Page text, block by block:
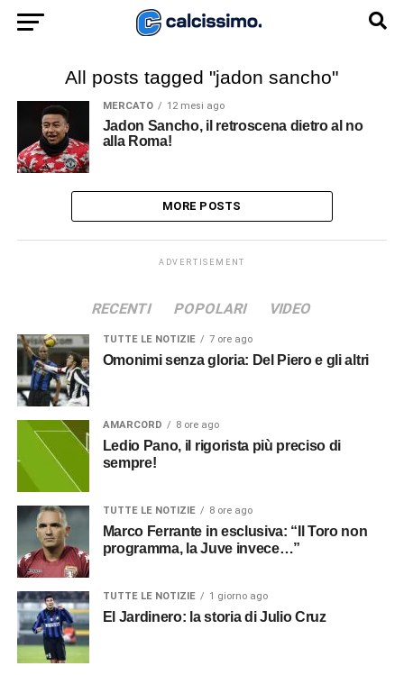
All posts tagged "jadon sancho"
MERCATO 12 mesi ago
Jadon Sancho, il retroscena dietro al no
alla Roma!
MORE POSTS
ADVERTISEMENT
RECENTI POPOLARI VIDEO
TUTTE LE NOTIZIE 7 ore ago
Omonimi senza gloria: Del Piero e gli altri
AMARCORD 8 ore ago
Ledio Pano, il rigorista più preciso di
sempre!
TUTTE LE NOTIZIE 8 ore ago
Marco Ferrante in esclusiva: “Il Toro non
programma, la Juve invece…”
TUTTE LE NOTIZIE 1 giorno ago
El Jardinero: la storia di Julio Cruz